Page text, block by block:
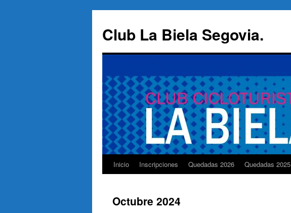
contenido
Club La Biela Segovia.
Inicio Inscripciones Quedadas 2026 Quedadas 2025
Octubre 2024